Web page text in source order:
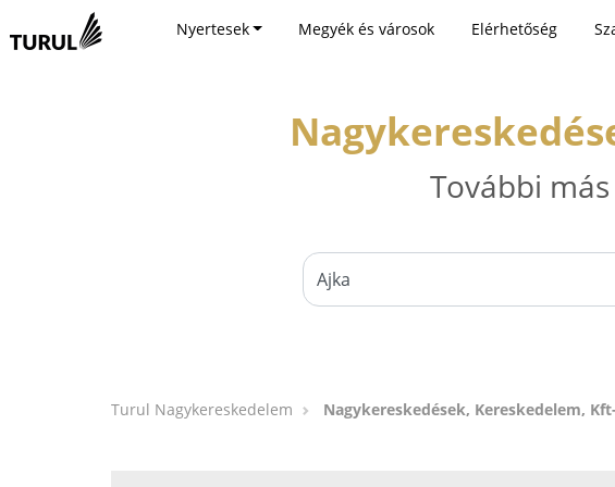
Nyertesek Megyék és városok Elérhetőség
További
Turul Nagykereskedelem Nagykereskedések, Kereskedelem,